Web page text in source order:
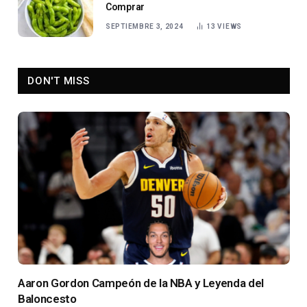
Comprar
SEPTIEMBRE 3, 2024 13VIEWS
DON'T MISS
Aaron Gordon Campeón de la NBA y Leyenda del
Baloncesto